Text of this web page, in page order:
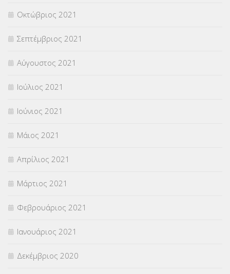
Οκτώβριος 2021
Σεπτέμβριος 2021
Αύγουστος 2021
Ιούλιος 2021
Ιούνιος 2021
Μάιος 2021
Απρίλιος 2021
Μάρτιος 2021
Φεβρουάριος 2021
Ιανουάριος 2021
Δεκέμβριος 2020